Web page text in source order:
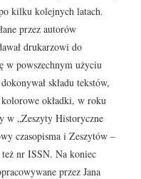
kilku kolejnych latach.
przez autorów
drukarzowi do
w powszechnym użyciu
składu tekstów,
okładki, w roku
w „Zeszyty Historyczne
czasopisma i Zeszytów –
nr ISSN. Na koniec
przez Jana